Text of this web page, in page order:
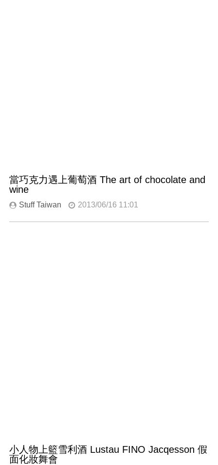
當巧克力遇上葡萄酒 The art of chocolate and
wine
Stuff Taiwan 2013/06/16 11:01
小人物上籃雪利酒 Lustau FINO Jacqesson 假
面化妝舞會